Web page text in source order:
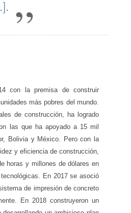
con la premisa de construir
más pobres del mundo.
de construcción, ha logrado
las que ha apoyado a 15 mil
Bolivia y México. Pero con la
y eficiencia de construcción,
horas y millones de dólares en
En 2017 se asoció
de impresión de concreto
En 2018 construyeron un